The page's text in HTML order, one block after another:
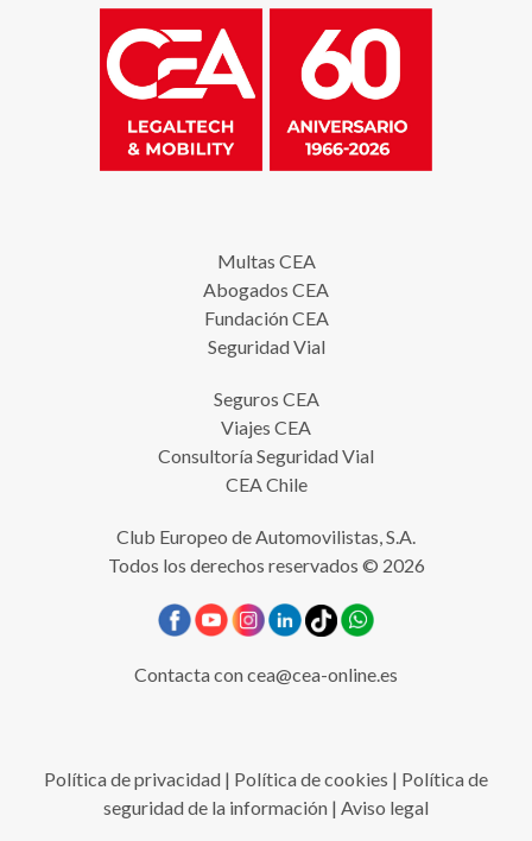
Multas CEA
Abogados CEA
Fundación CEA
Seguridad Vial
Seguros CEA
Viajes CEA
Consultoría Seguridad Vial
CEA Chile
Club Europeo de Automovilistas, S.A.
Todos los derechos reservados © 2026
Contacta concea@cea-online.es
Política de privacidad | Política de cookies | Política de
seguridad de la información | Aviso legal